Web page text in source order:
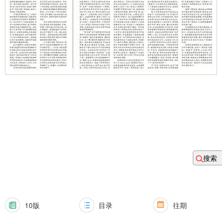
10版 目录 往期
搜索